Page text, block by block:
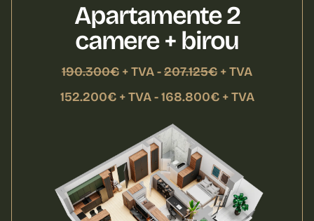
Apartamente 2
camere + birou
190.300€ + TVA -207.125€ + TVA
152.200€ + TVA - 168.800€ + TVA